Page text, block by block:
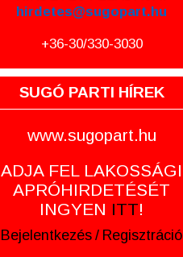
hirdetes@sugopart.hu
+36-30/330-3030
SUGÓ PARTI HÍREK
www.sugopart.hu
ADJA FEL LAKOSSÁGI
APRÓHIRDETÉSÉT
INGYEN ITT!
Bejelentkezés / Regisztráció